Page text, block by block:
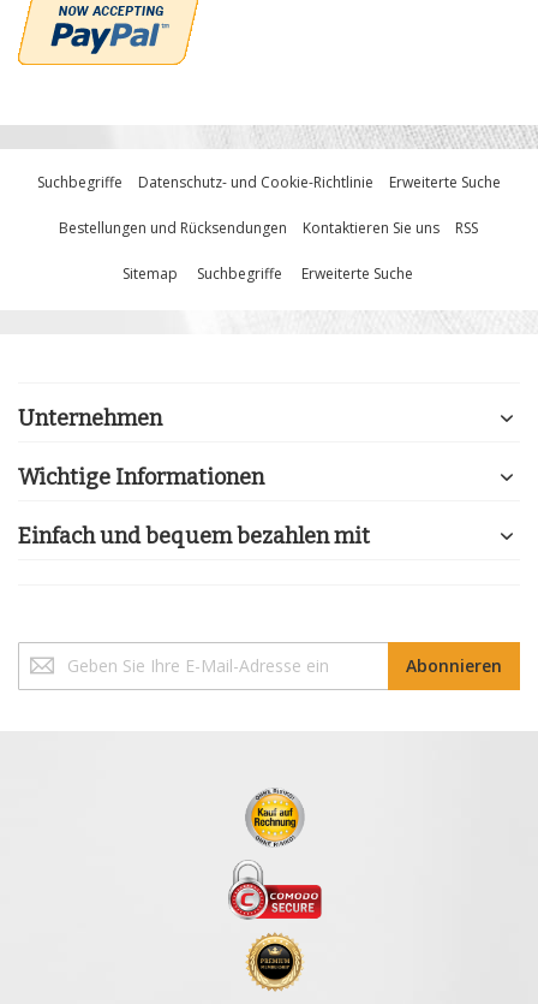
Suchbegriffe Datenschutz- und Cookie-Richtlinie Erweiterte Suche
Bestellungen und Rücksendungen Kontaktieren Sie uns RSS
Sitemap Suchbegriffe Erweiterte Suche
Unternehmen
Wichtige Informationen
Einfach und bequem bezahlen mit
Sie
sich
Abonnieren